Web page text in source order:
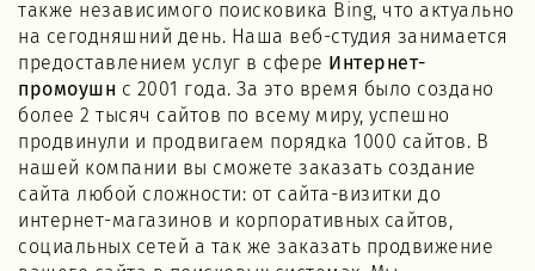
также независимого поисковика Bing, что актуально
на сегодняшний день. Наша веб-студия занимается
предоставлением услуг в сфере Интернет-
промоушн с 2001 года. За это время было создано
более 2 тысяч сайтов по всему миру, успешно
продвинули и продвигаем порядка 1000 сайтов. В
нашей компании вы сможете заказать создание
сайта любой сложности: от сайта-визитки до
интернет-магазинов и корпоративных сайтов,
социальных сетей а так же заказать продвижение